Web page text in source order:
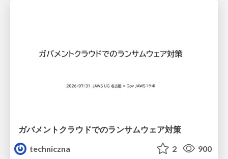
ガバメントクラウドでのランサムウェア対策
techniczna
2 900